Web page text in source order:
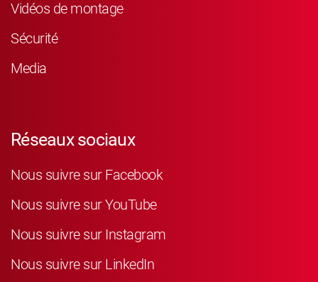
Vidéos de montage
Sécurité
Media
Réseaux sociaux
Nous suivre sur Facebook
Nous suivre sur YouTube
Nous suivre sur Instagram
Nous suivre sur LinkedIn